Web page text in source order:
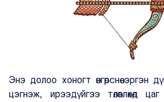
Энэ долоо хоногт өнгөрснөө эргэн
цэгнэж, ирээдүйгээ төлөвлөхөд